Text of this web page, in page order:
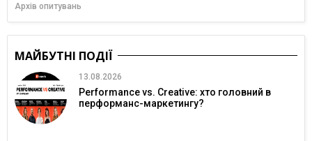
Архів опитувань
МАЙБУТНІ ПОДІЇ
13.08.2026
Performance vs. Creative: хто головний в
перформанс-маркетингу?